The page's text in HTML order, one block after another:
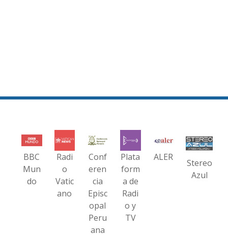
BBC
Mun
do
Radi
o
Vatic
ano
Conf
eren
cia
Episc
opal
Peru
ana
Plata
form
a de
Radi
o y
TV
ALER
Stereo
Azul